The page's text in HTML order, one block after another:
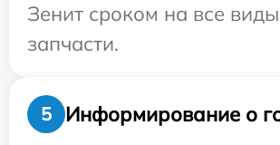
Зенит сроком на все
запчасти.
5
Информирование о